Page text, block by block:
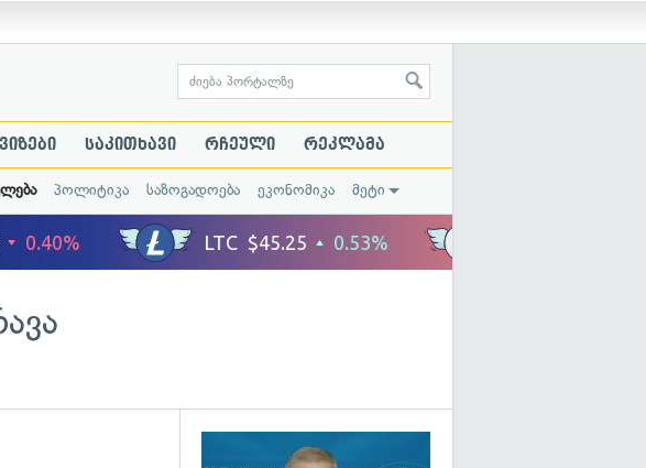
საკითხავი რჩეული რეკლამა
პოლიტიკა საზოგადოება ეკონომიკა მეტი